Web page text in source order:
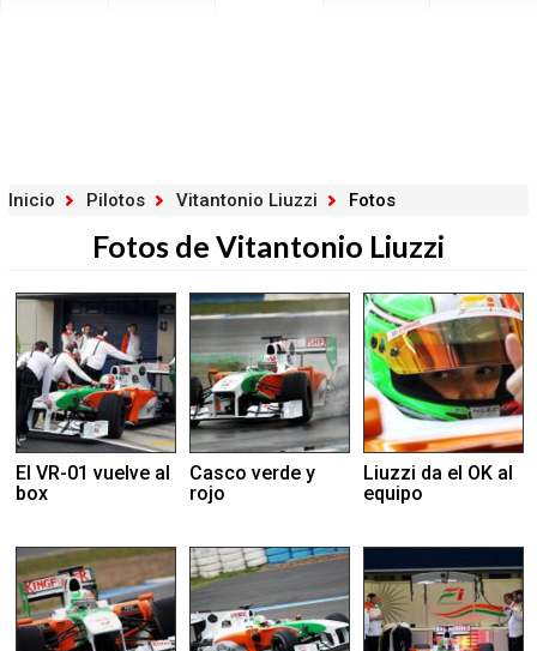
Inicio Pilotos Vitantonio Liuzzi Fotos
Fotos de Vitantonio Liuzzi
El VR-01 vuelve al
box
Casco verde y
rojo
Liuzzi da el OK al
equipo